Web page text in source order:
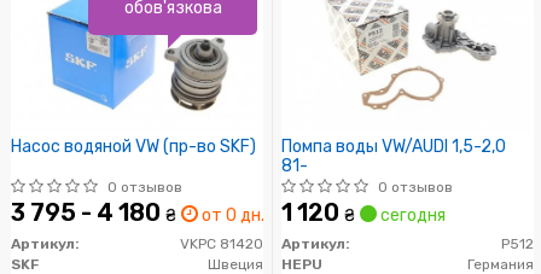
Насос водяной VW (пр-во SKF)
0 отзывов
3 795 - 4 180 ₴ от 0 дн.
Артикул:
VKPC 81420
SKF
Швеция
обов'язкова
Помпа воды VW/AUDI 1,5-2,0
81-
0 отзывов
1 120 ₴ сегодня
Артикул:
P512
HEPU
Германия